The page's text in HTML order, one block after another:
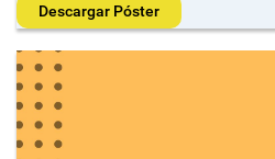
Descargar Póster